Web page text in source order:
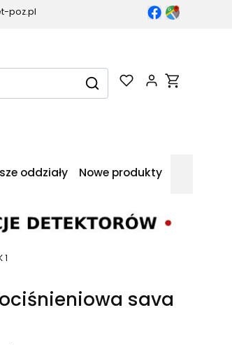
poz.pl
WyczyśćSzukaj
Produkty w
oddziały Nowe produkty
1
sava